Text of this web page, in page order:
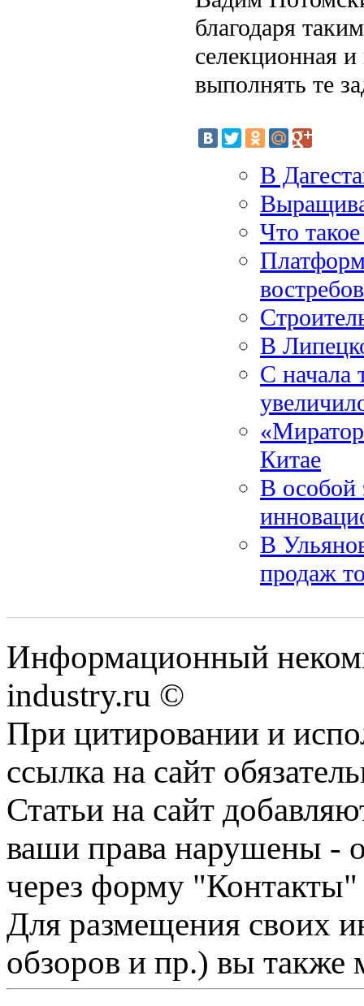
благодаря
селекционная
выполнять те
В
Что
В
С начала
Китае
В особой
В
продаж
Информационный
industry.ru ©
При цитировании и
ссылка на сайт
Статьи на сайт
ваши права нарушены -
через форму "Контакты"
Для размещения своих
обзоров и пр.) вы также